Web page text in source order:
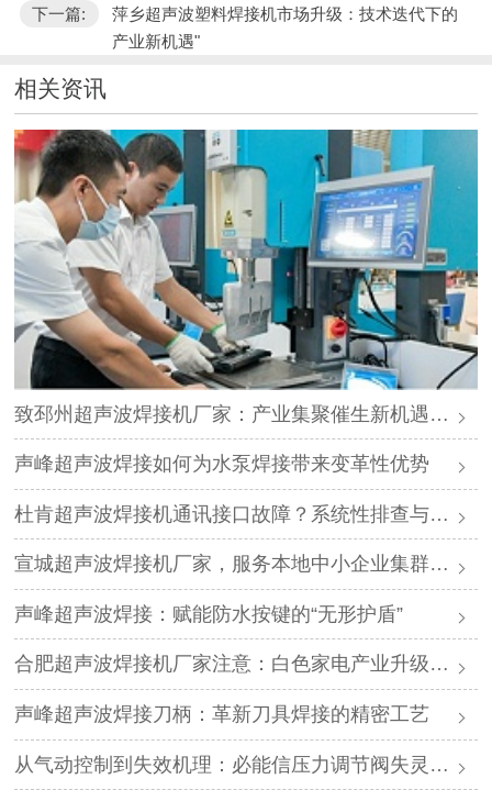
下一篇:
萍乡超声波塑料焊接机市场升级：技术迭代下的
产业新机遇"
相关资讯
致邳州超声波焊接机厂家：产业集聚催生新机遇，声峰源头工厂邀您抱团发展
声峰超声波焊接如何为水泵焊接带来变革性优势
杜肯超声波焊接机通讯接口故障？系统性排查与专业解决方案
宣城超声波焊接机厂家，服务本地中小企业集群，声峰ODM贴牌助您轻装上阵
声峰超声波焊接：赋能防水按键的“无形护盾”
合肥超声波焊接机厂家注意：白色家电产业升级，声峰源头工厂诚邀加盟
声峰超声波焊接刀柄：革新刀具焊接的精密工艺
从气动控制到失效机理：必能信压力调节阀失灵的深度解析与专业修复